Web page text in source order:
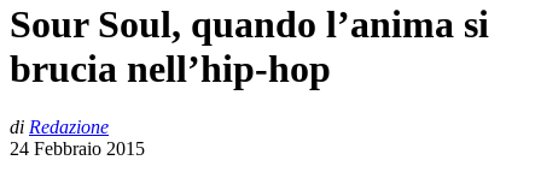
Sour Soul, quando l’anima si
brucia nell’hip-hop
di Redazione
24 Febbraio 2015